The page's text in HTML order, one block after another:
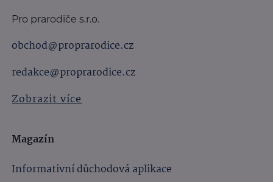
Pro prarodiče s.r.o.
obchod@proprarodice.cz
redakce@proprarodice.cz
Zobrazit více
Magazín
Informativní důchodová aplikace